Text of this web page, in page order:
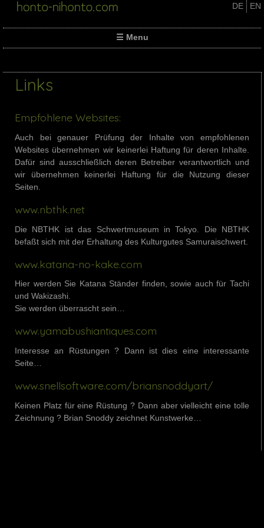
content
DE EN
☰ Menu
Links
Empfohlene Websites:
Auch bei genauer Prüfung der Inhalte von empfohlenen
Websites übernehmen wir keinerlei Haftung für deren Inhalte.
Dafür sind ausschließlich deren Betreiber verantwortlich und
wir übernehmen keinerlei Haftung für die Nutzung dieser
Seiten.
www.nbthk.net
Die NBTHK ist das Schwertmuseum in Tokyo. Die NBTHK
befaßt sich mit der Erhaltung des Kulturgutes Samuraischwert.
www.katana-no-kake.com
Hier werden Sie Katana Ständer finden, sowie auch für Tachi
und Wakizashi.
Sie werden überrascht sein…
www.yamabushiantiques.com
Interesse an Rüstungen ? Dann ist dies eine interessante
Seite…
www.snellsoftware.com/briansnoddyart/
Keinen Platz für eine Rüstung ? Dann aber vielleicht eine tolle
Zeichnung ? Brian Snoddy zeichnet Kunstwerke…